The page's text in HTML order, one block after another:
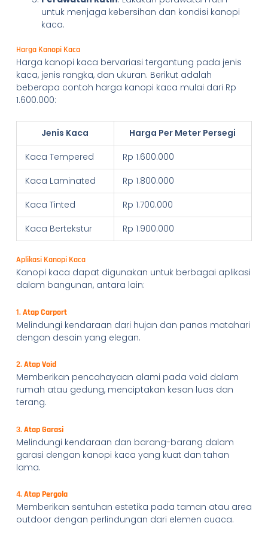
untuk menjaga kebersihan dan kondisi kanopi
kaca.
Harga Kanopi Kaca
Harga kanopi kaca bervariasi tergantung pada jenis
kaca, jenis rangka, dan ukuran. Berikut adalah
beberapa contoh harga kanopi kaca mulai dari Rp
1.600.000:
Jenis Kaca
Harga Per Meter Persegi
Kaca Tempered
Rp 1.600.000
Kaca Laminated
Rp 1.800.000
Kaca Tinted
Rp 1.700.000
Kaca Bertekstur
Rp 1.900.000
Aplikasi Kanopi Kaca
Kanopi kaca dapat digunakan untuk berbagai aplikasi
dalam bangunan, antara lain:
1. Atap Carport
Melindungi kendaraan dari hujan dan panas matahari
dengan desain yang elegan.
2. Atap Void
Memberikan pencahayaan alami pada void dalam
rumah atau gedung, menciptakan kesan luas dan
terang.
3. Atap Garasi
Melindungi kendaraan dan barang-barang dalam
garasi dengan kanopi kaca yang kuat dan tahan
lama.
4. Atap Pergola
Memberikan sentuhan estetika pada taman atau area
outdoor dengan perlindungan dari elemen cuaca.